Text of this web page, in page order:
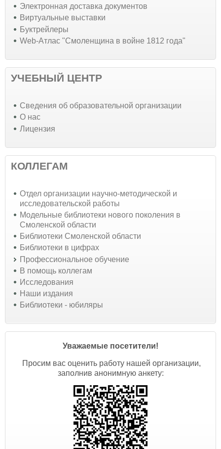
Электронная доставка документов
Виртуальные выставки
Буктрейлеры
Web-Атлас "Смоленщина в войне 1812 года"
УЧЕБНЫЙ ЦЕНТР
Cведения об образовательной организации
О нас
Лицензия
КОЛЛЕГАМ
Отдел организации научно-методической и
исследовательской работы
Модельные библиотеки нового поколения в
Смоленской области
Библиотеки Смоленской области
Библиотеки в цифрах
Профессиональное обучение
В помощь коллегам
Исследования
Наши издания
Библиотеки - юбиляры
Уважаемые посетители!
Просим вас оценить работу нашей организации,
заполнив анонимную анкету: